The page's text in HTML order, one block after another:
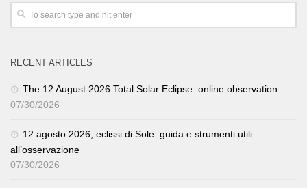
RECENT ARTICLES
The 12 August 2026 Total Solar Eclipse: online observation.
07/30/2026
12 agosto 2026, eclissi di Sole: guida e strumenti utili
all’osservazione
07/30/2026